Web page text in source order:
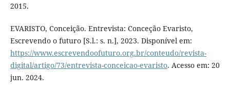
2015.
EVARISTO, Conceição. Entrevista: Conceção Evaristo,
Escrevendo o futuro [S.l.: s. n.], 2023. Disponível em:
https://www.escrevendoofuturo.org.br/conteudo/revista-
digital/artigo/73/entrevista-conceicao-evaristo. Acesso em: 20
jun. 2024.